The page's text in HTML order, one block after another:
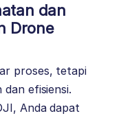
dan
Drone
proses, tetapi
efisiensi.
Anda dapat